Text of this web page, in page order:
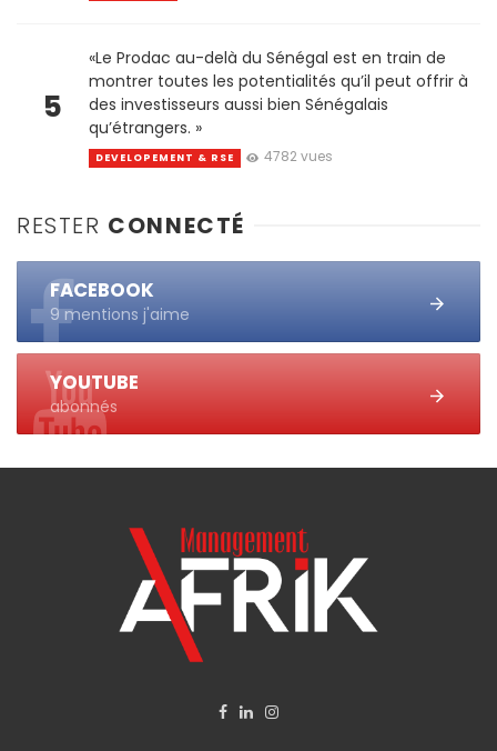
5
«Le Prodac au-delà du Sénégal est en train de
montrer toutes les potentialités qu’il peut offrir à
des investisseurs aussi bien Sénégalais
qu’étrangers. »
DEVELOPEMENT & RSE 4782 vues
RESTER CONNECTÉ
FACEBOOK
9 mentions j'aime
YOUTUBE
abonnés